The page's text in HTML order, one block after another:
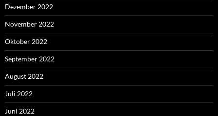
Dezember 2022
November 2022
Oktober 2022
September 2022
August 2022
Juli 2022
Juni 2022